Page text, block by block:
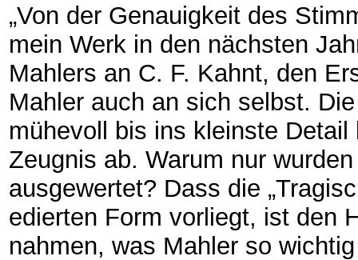
„Von der Genauigkeit des
mein Werk in den nächsten
Mahlers an C. F. Kahnt, den
Mahler auch an sich selbst.
mühevoll bis ins kleinste
Zeugnis ab. Warum nur
ausgewertet? Dass die
edierten Form vorliegt, ist den
nahmen, was Mahler so